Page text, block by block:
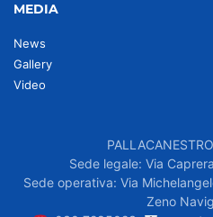
MEDIA
News
Gallery
Video
Sede legale: Via
Sede operativa: Via
Zeno